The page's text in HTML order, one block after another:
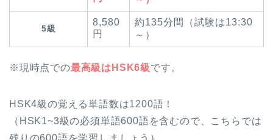
5級
8,580
円
約135分間（試験は13:30
～）
※現時点での最高級はHSK6級です。
HSK4級の覚える単語数は1200語！
（HSK1~3級の必須単語600語を含むので、こちらでは